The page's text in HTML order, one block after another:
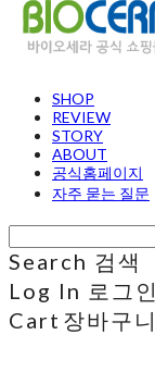
SHOP
REVIEW
STORY
ABOUT
공식홈페이지
자주 묻는 질문
Search 검색
Log In 로그인
Cart 장바구니